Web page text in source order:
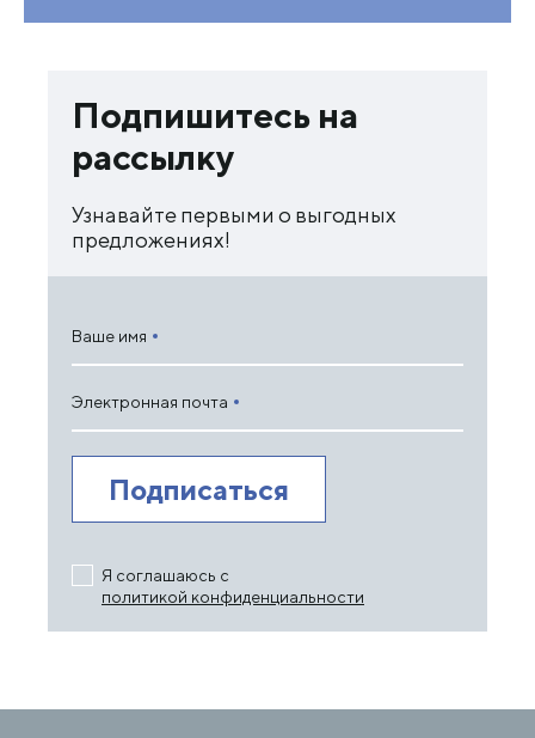
Подпишитесь на
рассылку
Узнавайте первыми о выгодных
предложениях!
Ваше имя
Электронная почта
Я соглашаюсь с
политикой конфиденциальности